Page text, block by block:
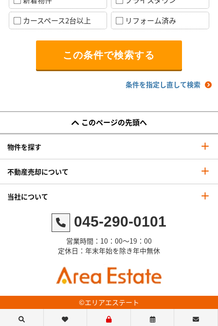
カースペース2台以上
リフォーム済み
条件を指定し直して検索
このページの先頭へ
物件を探す
不動産売却について
当社について
045-290-0101
営業時間：10：00～19：00
定休日：年末年始を除き年中無休
©エリアエステート